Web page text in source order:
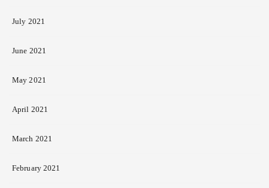
July 2021
June 2021
May 2021
April 2021
March 2021
February 2021